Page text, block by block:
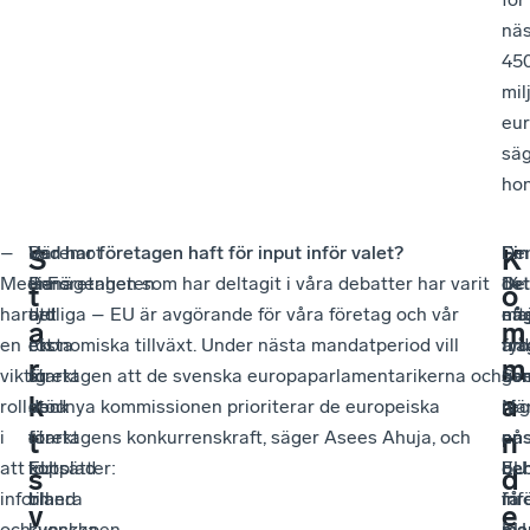
–
Media
har
en
viktig
roll
i
att
informera
S
t
a
r
k
t
s
v
Däremot
finns
det
ett
starkt
stöd
för
EU
bland
–
Benägenheten
att
rösta
är
dock
starkt
kopplad
till
Vad har företagen haft för input inför valet?
– Företagen som har deltagit i våra debatter har varit
tydliga – EU är avgörande för våra företag och vår
ekonomiska tillväxt. Under nästa mandatperiod vill
företagen att de svenska europaparlamentarikerna och
den nya kommissionen prioriterar de europeiska
företagens konkurrenskraft, säger Asees Ahuja, och
fortsätter:
–
De
på
det
ni
få
K
o
m
m
a
n
d
e
14
en